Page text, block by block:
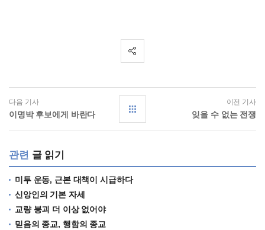
다음 기사
이명박 후보에게 바란다
이전 기사
잊을 수 없는 전쟁
관련 글 읽기
미투 운동, 근본 대책이 시급하다
신앙인의 기본 자세
교량 붕괴 더 이상 없어야
믿음의 종교, 행함의 종교